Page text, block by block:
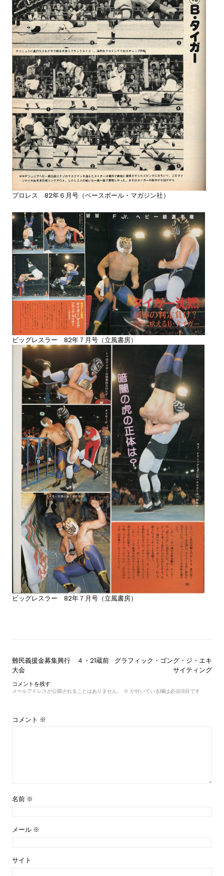
プロレス 82年６月号（ベースボール・マガジン社）
ビッグレスラー 82年７月号（立風書房）
ビッグレスラー 82年７月号（立風書房）
投
稿
ビ
シ
難民義援金募集興行 ４・21蔵前
大会
グラフィック・ゴング・ジ・エキ
サイティング
コメントを残す
メールアドレスが公開されることはありません。 ※ が付いている欄は必須項目です
コメント ※
名前 ※
メール ※
サイト